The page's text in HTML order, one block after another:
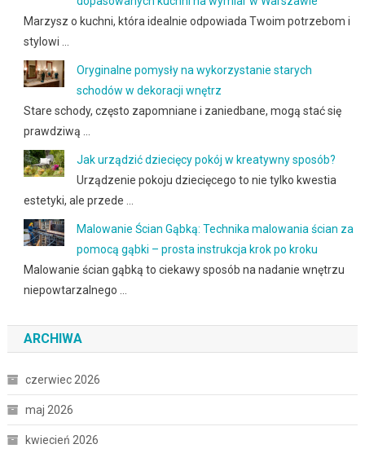
Marzysz o kuchni, która idealnie odpowiada Twoim potrzebom i
stylowi …
Oryginalne pomysły na wykorzystanie starych
schodów w dekoracji wnętrz
Stare schody, często zapomniane i zaniedbane, mogą stać się
prawdziwą …
Jak urządzić dziecięcy pokój w kreatywny sposób?
Urządzenie pokoju dziecięcego to nie tylko kwestia
estetyki, ale przede …
Malowanie Ścian Gąbką: Technika malowania ścian za
pomocą gąbki – prosta instrukcja krok po kroku
Malowanie ścian gąbką to ciekawy sposób na nadanie wnętrzu
niepowtarzalnego …
ARCHIWA
czerwiec 2026
maj 2026
kwiecień 2026